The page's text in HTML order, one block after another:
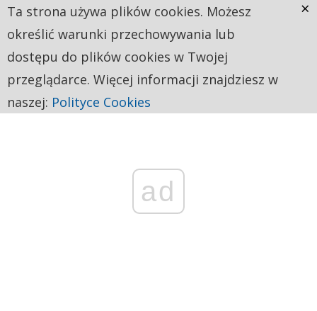
ad
Ta strona używa plików cookies. Możesz
określić warunki przechowywania lub
dostępu do plików cookies w Twojej
przeglądarce. Więcej informacji znajdziesz w
naszej: Polityce Cookies
×